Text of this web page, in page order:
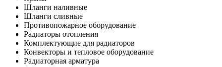
Шланги наливные
Шланги сливные
Противопожарное оборудование
Радиаторы отопления
Комплектующие для радиаторов
Конвекторы и тепловое оборудование
Радиаторная арматура